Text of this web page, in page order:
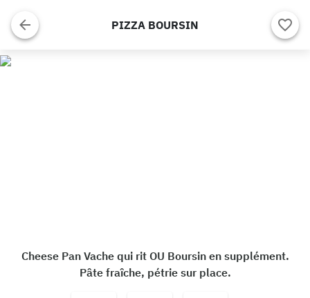
PIZZA BOURSIN
Cheese Pan Vache qui rit OU Boursin en supplément.
Pâte fraîche, pétrie sur place.